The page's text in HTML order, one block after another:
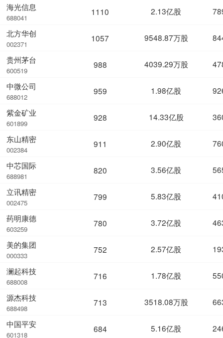
海光信息
688041
北方华创
002371
贵州茅台
600519
中微公司
688012
紫金矿业
601899
东山精密
002384
中芯国际
688981
立讯精密
002475
药明康德
603259
美的集团
000333
澜起科技
688008
源杰科技
688498
中国平安
601318
1110 2.13亿股
1057 9548.87万股
988 4039.29万股
959 1.98亿股
928 14.33亿股
911 2.90亿股
820 3.56亿股
799 5.83亿股
780 3.72亿股
752 2.57亿股
716 1.78亿股
713 3518.08万股
684 5.16亿股